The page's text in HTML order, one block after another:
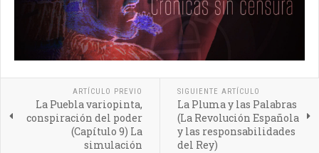
ARTÍCULO PREVIO
La Puebla variopinta,
conspiración del poder
(Capítulo 9) La
simulación
SIGUIENTE ARTÍCULO
La Pluma y las Palabras
(La Revolución Española
y las responsabilidades
del Rey)